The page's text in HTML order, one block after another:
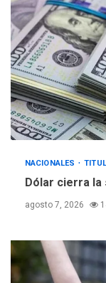
NACIONALES
Dólar cierra la
agosto 7, 2026